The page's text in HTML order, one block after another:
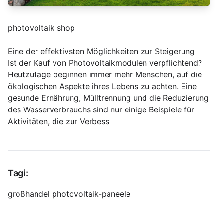
photovoltaik shop
Eine der effektivsten Möglichkeiten zur Steigerung
Ist der Kauf von Photovoltaikmodulen verpflichtend?
Heutzutage beginnen immer mehr Menschen, auf die
ökologischen Aspekte ihres Lebens zu achten. Eine
gesunde Ernährung, Mülltrennung und die Reduzierung
des Wasserverbrauchs sind nur einige Beispiele für
Aktivitäten, die zur Verbess
Tagi:
großhandel photovoltaik-paneele